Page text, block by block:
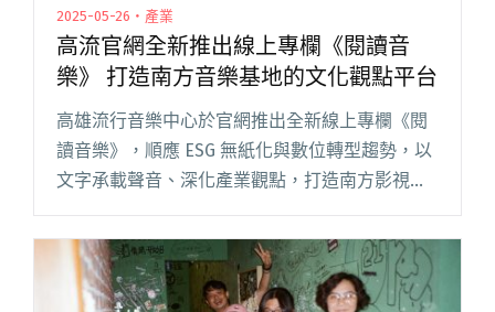
2025-05-26・產業
高流官網全新推出線上專欄《閱讀音
樂》 打造南方音樂基地的文化觀點平台
高雄流行音樂中心於官網推出全新線上專欄《閱
讀音樂》，順應 ESG 無紙化與數位轉型趨勢，以
文字承載聲音、深化產業觀點，打造南方影視音
基地的文化平台。 《閱讀音樂》首波由資深音樂
人左光平擔任客座主編，集結柯智豪、劉育良、
伍孟軒、因奉等重量級音閱讀全文 "高流官網全
新推出線上專欄《閱讀音樂》 打造南方音樂基地